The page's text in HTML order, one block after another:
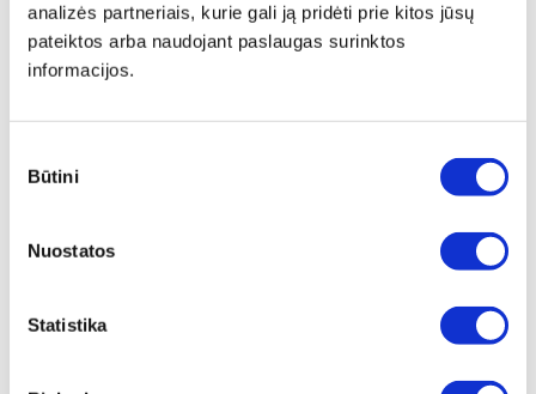
analizės partneriais, kurie gali ją pridėti prie kitos jūsų
pateiktos arba naudojant paslaugas surinktos
informacijos.
pasirinkimas
Būtini
Nuostatos
Statistika
Pakraunamas šviestuvas LED Ergopower Slim+
3 padėčių jungiklis. Perjungimo seka: taškinis apšvietimas / bendras
Apšvietimo lygiai:
•Taškinis apšvietimas: 150 liumenų
Reguliuojamas apšvietimo kampas